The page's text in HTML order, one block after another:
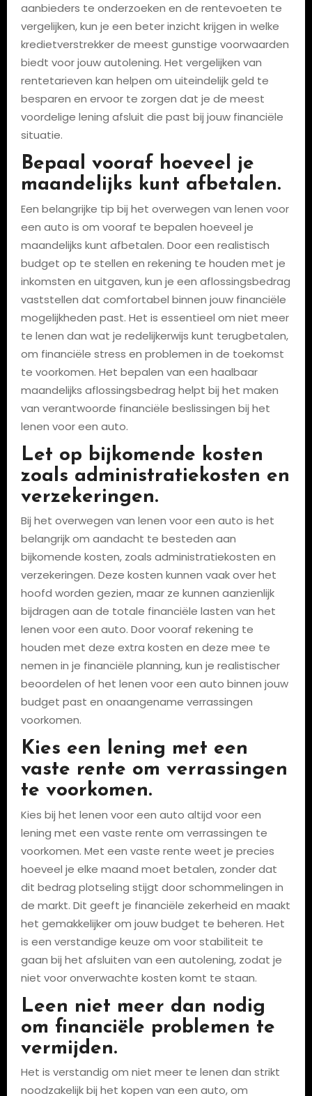
aanbieders te onderzoeken en de rentevoeten te
vergelijken, kun je een beter inzicht krijgen in welke
kredietverstrekker de meest gunstige voorwaarden
biedt voor jouw autolening. Het vergelijken van
rentetarieven kan helpen om uiteindelijk geld te
besparen en ervoor te zorgen dat je de meest
voordelige lening afsluit die past bij jouw financiële
situatie.
Bepaal vooraf hoeveel je
maandelijks kunt afbetalen.
Een belangrijke tip bij het overwegen van lenen voor
een auto is om vooraf te bepalen hoeveel je
maandelijks kunt afbetalen. Door een realistisch
budget op te stellen en rekening te houden met je
inkomsten en uitgaven, kun je een aflossingsbedrag
vaststellen dat comfortabel binnen jouw financiële
mogelijkheden past. Het is essentieel om niet meer
te lenen dan wat je redelijkerwijs kunt terugbetalen,
om financiële stress en problemen in de toekomst
te voorkomen. Het bepalen van een haalbaar
maandelijks aflossingsbedrag helpt bij het maken
van verantwoorde financiële beslissingen bij het
lenen voor een auto.
Let op bijkomende kosten
zoals administratiekosten en
verzekeringen.
Bij het overwegen van lenen voor een auto is het
belangrijk om aandacht te besteden aan
bijkomende kosten, zoals administratiekosten en
verzekeringen. Deze kosten kunnen vaak over het
hoofd worden gezien, maar ze kunnen aanzienlijk
bijdragen aan de totale financiële lasten van het
lenen voor een auto. Door vooraf rekening te
houden met deze extra kosten en deze mee te
nemen in je financiële planning, kun je realistischer
beoordelen of het lenen voor een auto binnen jouw
budget past en onaangename verrassingen
voorkomen.
Kies een lening met een
vaste rente om verrassingen
te voorkomen.
Kies bij het lenen voor een auto altijd voor een
lening met een vaste rente om verrassingen te
voorkomen. Met een vaste rente weet je precies
hoeveel je elke maand moet betalen, zonder dat
dit bedrag plotseling stijgt door schommelingen in
de markt. Dit geeft je financiële zekerheid en maakt
het gemakkelijker om jouw budget te beheren. Het
is een verstandige keuze om voor stabiliteit te
gaan bij het afsluiten van een autolening, zodat je
niet voor onverwachte kosten komt te staan.
Leen niet meer dan nodig
om financiële problemen te
vermijden.
Het is verstandig om niet meer te lenen dan strikt
noodzakelijk bij het kopen van een auto, om